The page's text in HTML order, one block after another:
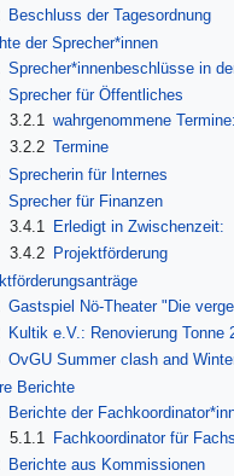
Beschluss der Tagesordnung
der Sprecher*innen
Sprecher*innenbeschlüsse in
Sprecher für Öffentliches
3.2.1 wahrgenommene
3.2.2 Termine
Sprecherin für Internes
Sprecher für Finanzen
3.4.1 Erledigt in Zwischenzeit:
3.4.2 Projektförderung
Gastspiel Nö-Theater "Die
Kultik e.V.: Renovierung Tonne
OvGU Summer clash and
Berichte
Berichte der
5.1.1
Fachkoordinator für
Berichte aus Kommissionen